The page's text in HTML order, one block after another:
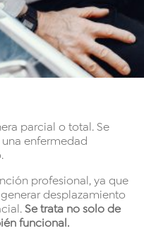
parcial o total. Se
enfermedad
profesional, ya que
desplazamiento
Se trata no solo de
funcional.